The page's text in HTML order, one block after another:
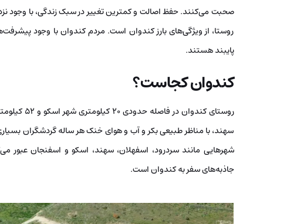
صحبت می‌کنند. حفظ اصالت و کمترین تغییر در سبک زندگی، با وجود
روستا، از ویژگی‌های بارز کندوان است. مردم کندوان با وجود
پایبند هستند.
کندوان کجاست؟
روستای
سهند، با مناظر طبیعی بکر و آب و هوای خنک هر ساله گردشگران
شهرهایی مانند سردرود، اسفهلان، سهند، اسکو و اسفنجان عبور
جاذبه‌های سفر به کندوان است.